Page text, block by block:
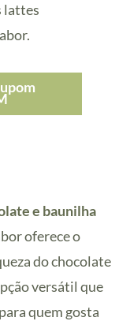
lattes
e baunilha
oferece o
do chocolate
versátil que
quem gosta